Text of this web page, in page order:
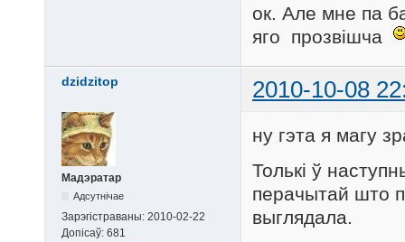
ок. Але мне па
яго прозвішча
dzidzitop 2010-10-08
Мадэратар
Адсутнічае
Зарэгістраваны: 2010-02-22
Допісаў: 681
ну гэта я магу
Толькі ў
перачытай што
выглядала.